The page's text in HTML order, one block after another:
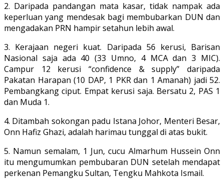
2. Daripada pandangan mata kasar, tidak nampak ada
keperluan yang mendesak bagi membubarkan DUN dan
mengadakan PRN hampir setahun lebih awal.
3. Kerajaan negeri kuat. Daripada 56 kerusi, Barisan
Nasional saja ada 40 (33 Umno, 4 MCA dan 3 MIC).
Campur 12 kerusi “confidence & supply” daripada
Pakatan Harapan (10 DAP, 1 PKR dan 1 Amanah) jadi 52.
Pembangkang ciput. Empat kerusi saja. Bersatu 2, PAS 1
dan Muda 1.
4. Ditambah sokongan padu Istana Johor, Menteri Besar,
Onn Hafiz Ghazi, adalah harimau tunggal di atas bukit.
5. Namun semalam, 1 Jun, cucu Almarhum Hussein Onn
itu mengumumkan pembubaran DUN setelah mendapat
perkenan Pemangku Sultan, Tengku Mahkota Ismail.